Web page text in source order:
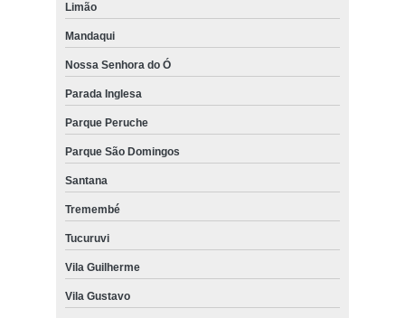
Limão
Mandaqui
Nossa Senhora do Ó
Parada Inglesa
Parque Peruche
Parque São Domingos
Santana
Tremembé
Tucuruvi
Vila Guilherme
Vila Gustavo